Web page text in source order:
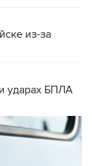
из-за
ударах БПЛА